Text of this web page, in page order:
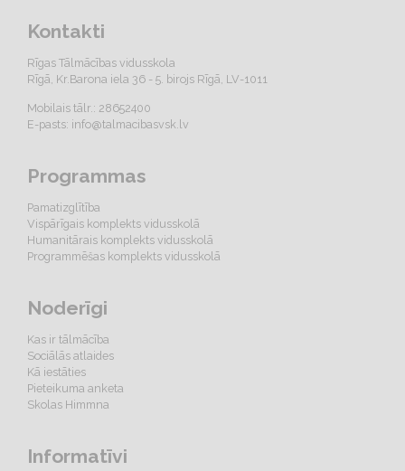
Kontakti
Rīgas Tālmācības vidusskola
Rīgā, Kr.Barona iela 36 - 5. birojs Rīgā, LV-1011
Mobilais tālr.: 28652400
E-pasts: info@talmacibasvsk.lv
Programmas
Pamatizglītība
Vispārīgais komplekts vidusskolā
Humanitārais komplekts vidusskolā
Programmēšas komplekts vidusskolā
Noderīgi
Kas ir tālmācība
Sociālās atlaides
Kā iestāties
Pieteikuma anketa
Skolas Himmna
Informatīvi